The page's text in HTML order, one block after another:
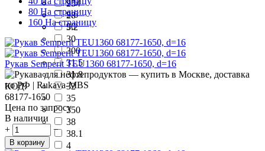
9.5
9.6
90
254
28
3.2
30
300
31.5
31.8
32
35
350
38
38.1
4
80 На страницу
160 На страницу
Рукав Semperit TEU1360 68177-1650, d=16
КОД:
68177-1650
Цена по запросу
В наличии
+
−
В корзину